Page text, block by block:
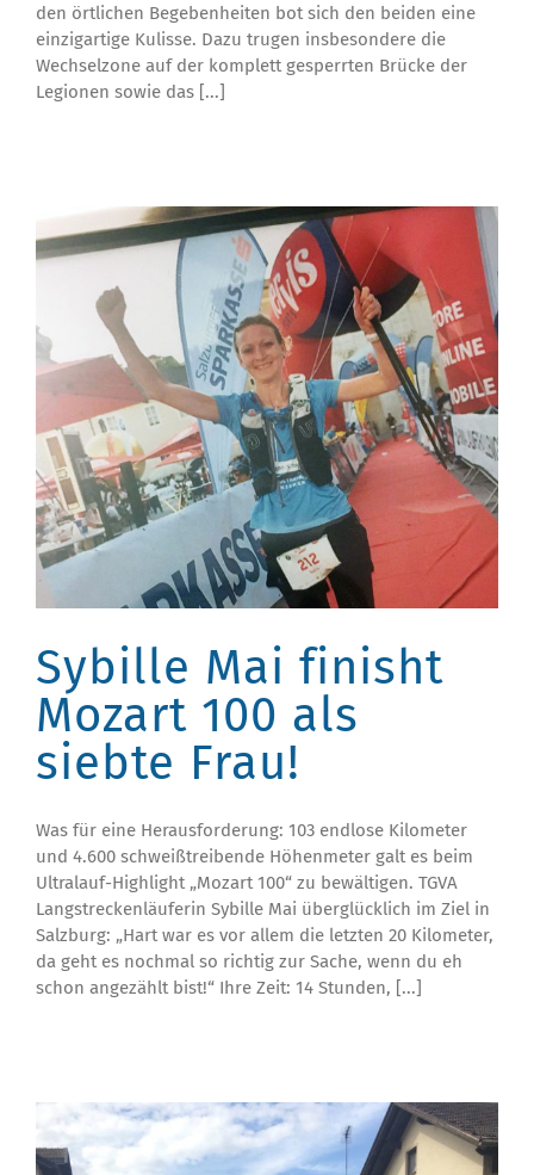
den örtlichen Begebenheiten bot sich den beiden eine
einzigartige Kulisse. Dazu trugen insbesondere die
Wechselzone auf der komplett gesperrten Brücke der
Legionen sowie das [...]
Sybille Mai finisht
Mozart 100 als
siebte Frau!
Was für eine Herausforderung: 103 endlose Kilometer
und 4.600 schweißtreibende Höhenmeter galt es beim
Ultralauf-Highlight „Mozart 100“ zu bewältigen. TGVA
Langstreckenläuferin Sybille Mai überglücklich im Ziel in
Salzburg: „Hart war es vor allem die letzten 20 Kilometer,
da geht es nochmal so richtig zur Sache, wenn du eh
schon angezählt bist!“ Ihre Zeit: 14 Stunden, [...]